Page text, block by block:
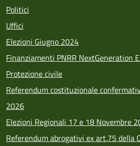
Politici
Uffici
Elezioni Giugno 2024
Finanziamenti PNRR NextGeneration
Protezione civile
Referendum costituzionale
2026
Elezioni Regionali 17 e 18 Novembre
Referendum abrogativi ex art.75 della